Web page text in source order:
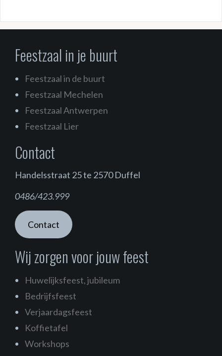
Feestzaal in je buurt
Feestzaal in de buurt
Feestzaal Mechelen
Feestzaal Antwerpen
Feestzaal Lier
Contact
Handelsstraat 25 te 2570 Duffel
0486/423.999
Contact
Wij zorgen voor jouw feest
Huwelijksfeest, jubileum
Bedrijfsfeest
Verjaardagsfeest
Koffietafel
Workshops